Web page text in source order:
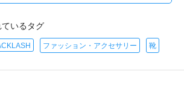
いるタグ
ファッション・アクセサリー 靴